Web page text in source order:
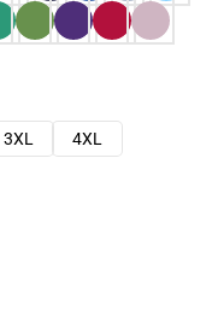
3XL
4XL